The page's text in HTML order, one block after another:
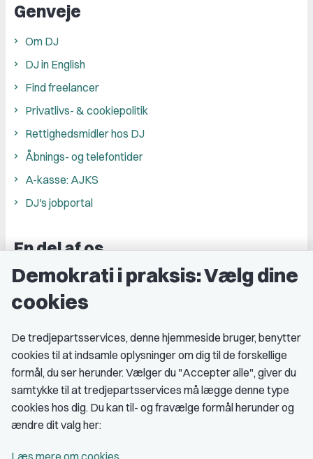
Genveje
Om DJ
DJ in English
Find freelancer
Privatlivs- & cookiepolitik
Rettighedsmidler hos DJ
Åbnings- og telefontider
A-kasse: AJKS
DJ's jobportal
En del af os
Grupper og kredse
Studenterorganisationer
Medlemskab
Fordele som medlem
Kontingent
Demokrati i praksis: Vælg dine
cookies
De tredjepartsservices, denne hjemmeside bruger, benytter
cookies til at indsamle oplysninger om dig til de forskellige
formål, du ser herunder. Vælger du "Accepter alle", giver du
samtykke til at tredjepartsservices må lægge denne type
cookies hos dig. Du kan til- og fravælge formål herunder og
ændre dit valg her:
Læs mere om cookies